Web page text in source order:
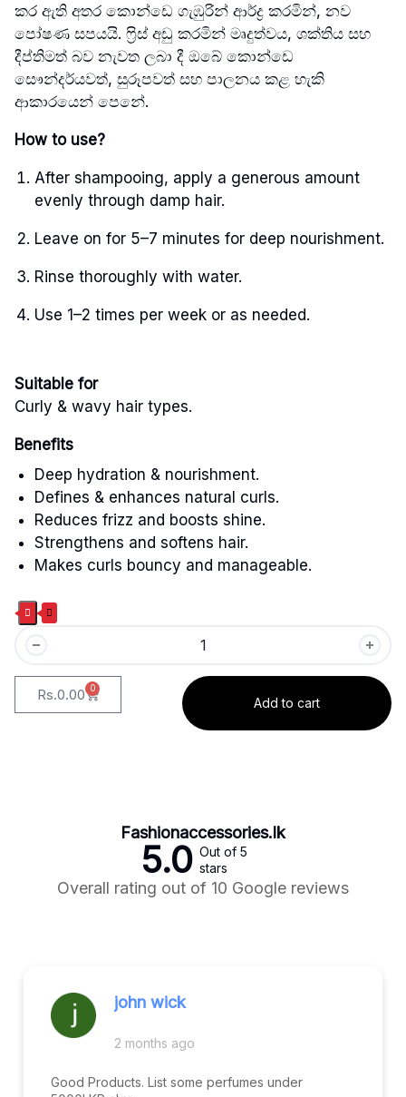
කර ඇති අතර කොන්ඩෙ ගැඹුරින් ආර්ද්‍ර කරමින්, නව
පෝෂණ සපයයි. ෆ්‍රිස් අඩු කරමින් මෘදුත්වය, ශක්තිය සහ
දීප්තිමත් බව නැවත ලබා දී ඔබේ කොන්ඩෙ
සෞන්දර්යවත්, සුරූපවත් සහ පාලනය කළ හැකි
ආකාරයෙන් පෙනේ.
How to use?
After shampooing, apply a generous amount
evenly through damp hair.
Leave on for 5–7 minutes for deep nourishment.
Rinse thoroughly with water.
Use 1–2 times per week or as needed.
Suitable for
Curly & wavy hair types.
Benefits
Deep hydration & nourishment.
Defines & enhances natural curls.
Reduces frizz and boosts shine.
Strengthens and softens hair.
Makes curls bouncy and manageable.
Add to cart
Rs.0.00 0
Fashionaccessories.lk
5.0 Out of 5
stars
Overall rating out of 10 Google reviews
john wick
2 months ago
Good Products. List some perfumes under